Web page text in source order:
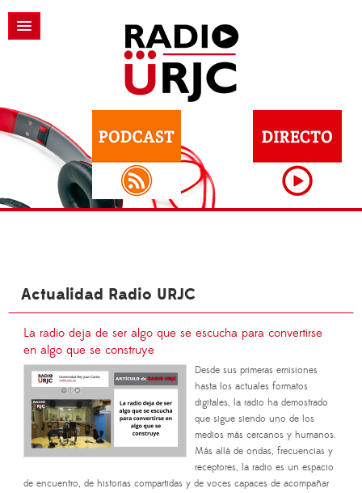
Actualidad Radio URJC
La radio deja de ser algo que se escucha para convertirse
en algo que se construye
Desde sus primeras emisiones
hasta los actuales formatos
digitales, la radio ha demostrado
que sigue siendo uno de los
medios más cercanos y humanos.
Más allá de ondas, frecuencias y
receptores, la radio es un espacio
de encuentro, de historias compartidas y de voces capaces de acompañar